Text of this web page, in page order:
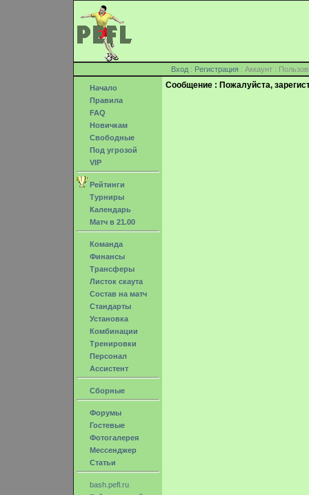
Вход : Регистрация : Аккаунт :
Начало
Правила
FAQ
Новичкам
Свободные
Под угрозой
VIP
Рейтинги
Турниры
Календарь
Матч в 21.00
Команда
Финансы
Трансферы
Листок скаута
Состав на матч
Стандарты
Установка
Комбинации
Тренировки
Персонал
Ассистент
Сборные
Форумы
Гостевые
Фотогалерея
Мессенджер
Статьи
bash.pefl.ru
Сообщение : Пожалуйста,